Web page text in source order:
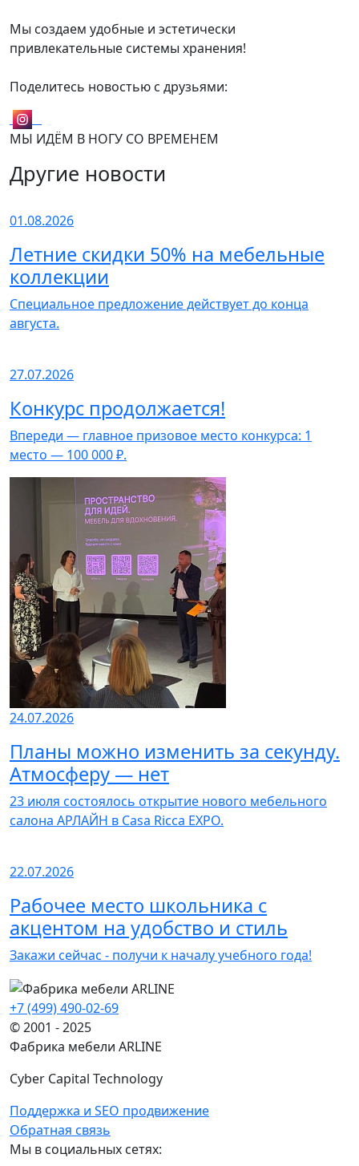
Мы создаем удобные и эстетически
привлекательные системы хранения!
Поделитесь новостью с друзьями:
МЫ ИДЁМ В НОГУ СО ВРЕМЕНЕМ
Другие новости
01.08.2026
Летние скидки 50% на мебельные
коллекции
Специальное предложение действует до конца
августа.
27.07.2026
Конкурс продолжается!
Впереди — главное призовое место конкурса: 1
место — 100 000 ₽.
24.07.2026
Планы можно изменить за секунду.
Атмосферу — нет
23 июля состоялось открытие нового мебельного
салона АРЛАЙН в Casa Ricca EXPO.
22.07.2026
Рабочее место школьника с
акцентом на удобство и стиль
Закажи сейчас - получи к началу учебного года!
+7 (499) 490-02-69
© 2001 - 2025
Фабрика мебели ARLINE
Cyber Capital Technology
Поддержка и SEO продвижение
Обратная связь
Мы в социальных сетях: